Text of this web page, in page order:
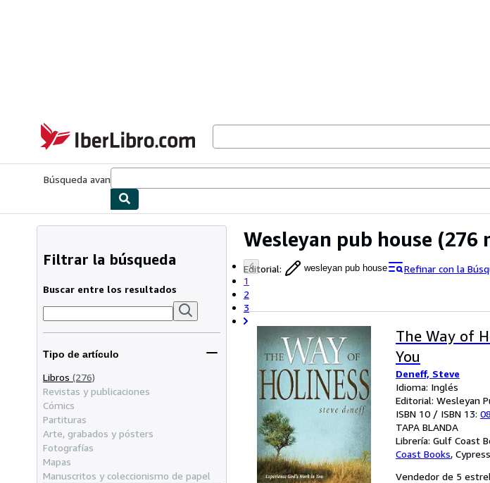
IberLibro.com
Búsqueda avanzada
Wesleyan pub house (276
Editorial: wesleyan pub house
Refinar con la
1
2
3
Filtrar la búsqueda
Buscar entre los resultados
Tipo de artículo
Libros (276)
Revistas y publicaciones
Cómics
Partituras
Arte, grabados y pósters
Fotografías
Mapas
Manuscritos y coleccionismo de papel
The Way of
You
Deneff, Steve
Idioma: Inglés
Editorial: Wesleyan
ISBN 10 / ISBN 13:
TAPA BLANDA
Librería: Gulf Coast
Coast Books,
Vendedor de 5